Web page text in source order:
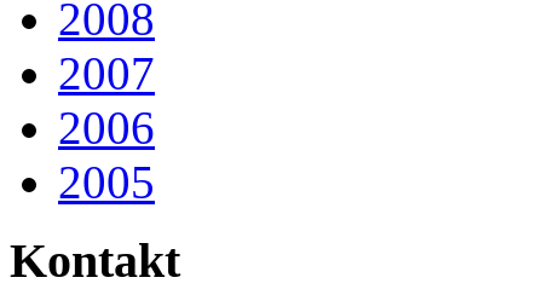
2008
2007
2006
2005
Kontakt